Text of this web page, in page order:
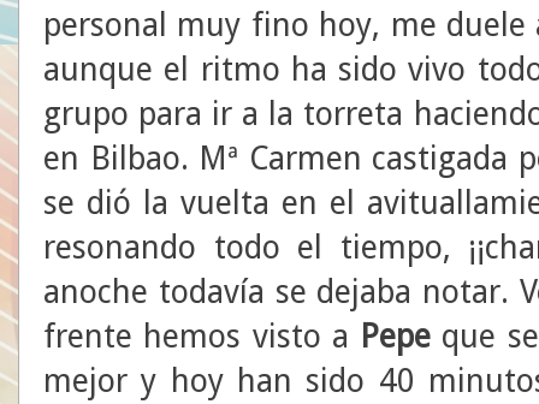
personal muy fino hoy, me
aunque el ritmo ha sido vivo
grupo para ir a la torreta
en Bilbao. Mª Carmen castigada
se dió la vuelta en el
resonando todo el tiempo,
anoche todavía se dejaba notar.
frente hemos visto a Pepe que
mejor y hoy han sido 40